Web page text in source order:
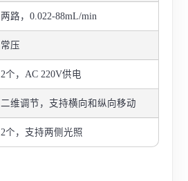
两路，0.022-88mL/min
常压
2个，AC 220V供电
二维调节，支持横向和纵向移动
2个，支持两侧光照